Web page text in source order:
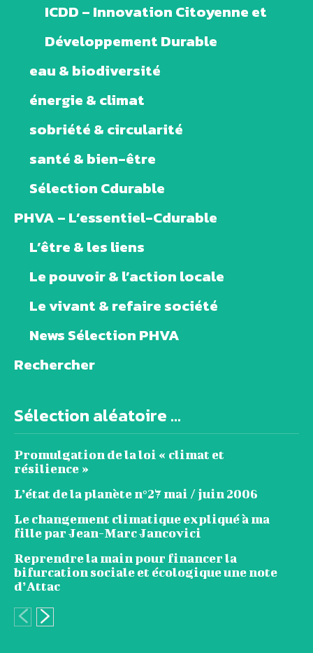
ICDD – Innovation Citoyenne et
Développement Durable
eau & biodiversité
énergie & climat
sobriété & circularité
santé & bien-être
Sélection Cdurable
PHVA – L’essentiel-Cdurable
L’être & les liens
Le pouvoir & l’action locale
Le vivant & refaire société
News Sélection PHVA
Rechercher
Sélection aléatoire ...
Promulgation de la loi « climat et
résilience »
L’état de la planète n°27 mai / juin 2006
Le changement climatique expliqué à ma
fille par Jean-Marc Jancovici
Reprendre la main pour financer la
bifurcation sociale et écologique une note
d’Attac